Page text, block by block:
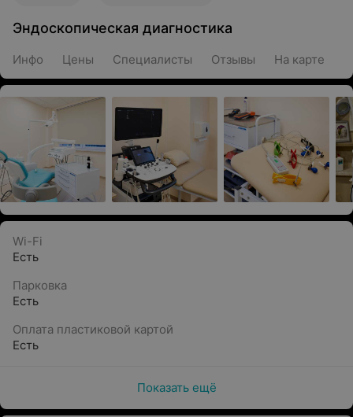
Эндоскопическая диагностика
Инфо Цены Специалисты Отзывы На карте
Wi-Fi
Есть
Парковка
Есть
Оплата пластиковой картой
Есть
Показать ещё